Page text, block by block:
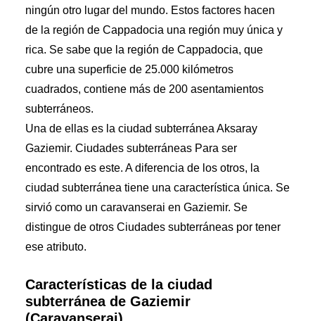
ningún otro lugar del mundo. Estos factores hacen
de la región de Cappadocia una región muy única y
rica. Se sabe que la región de Cappadocia, que
cubre una superficie de 25.000 kilómetros
cuadrados, contiene más de 200 asentamientos
subterráneos.
Una de ellas es la ciudad subterránea Aksaray
Gaziemir. Ciudades subterráneas Para ser
encontrado es este. A diferencia de los otros, la
ciudad subterránea tiene una característica única. Se
sirvió como un caravanserai en Gaziemir. Se
distingue de otros Ciudades subterráneas por tener
ese atributo.
Características de la ciudad
subterránea de Gaziemir